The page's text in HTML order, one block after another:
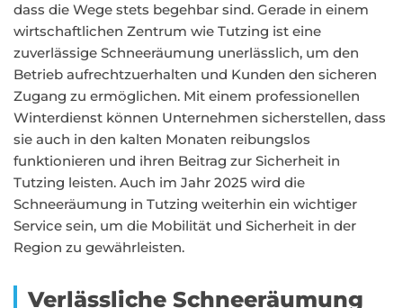
dass die Wege stets begehbar sind. Gerade in einem
wirtschaftlichen Zentrum wie Tutzing ist eine
zuverlässige Schneeräumung unerlässlich, um den
Betrieb aufrechtzuerhalten und Kunden den sicheren
Zugang zu ermöglichen. Mit einem professionellen
Winterdienst können Unternehmen sicherstellen, dass
sie auch in den kalten Monaten reibungslos
funktionieren und ihren Beitrag zur Sicherheit in
Tutzing leisten. Auch im Jahr 2025 wird die
Schneeräumung in Tutzing weiterhin ein wichtiger
Service sein, um die Mobilität und Sicherheit in der
Region zu gewährleisten.
Verlässliche Schneeräumung